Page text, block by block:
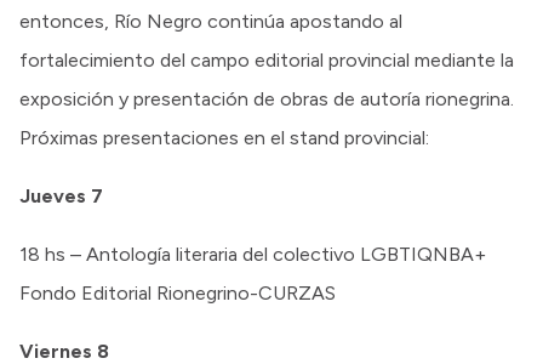
entonces, Río Negro continúa apostando al
fortalecimiento del campo editorial provincial mediante la
exposición y presentación de obras de autoría rionegrina.
Próximas presentaciones en el stand provincial:
Jueves 7
18 hs – Antología literaria del colectivo LGBTIQNBA+
Fondo Editorial Rionegrino-CURZAS
Viernes 8